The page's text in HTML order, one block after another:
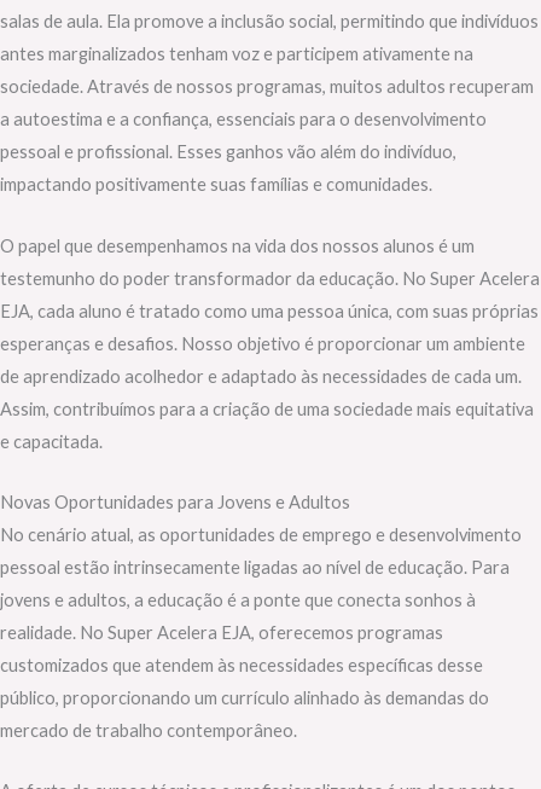
salas de aula. Ela promove a inclusão social, permitindo que indivíduos
antes marginalizados tenham voz e participem ativamente na
sociedade. Através de nossos programas, muitos adultos recuperam
a autoestima e a confiança, essenciais para o desenvolvimento
pessoal e profissional. Esses ganhos vão além do indivíduo,
impactando positivamente suas famílias e comunidades.
O papel que desempenhamos na vida dos nossos alunos é um
testemunho do poder transformador da educação. No Super Acelera
EJA, cada aluno é tratado como uma pessoa única, com suas próprias
esperanças e desafios. Nosso objetivo é proporcionar um ambiente
de aprendizado acolhedor e adaptado às necessidades de cada um.
Assim, contribuímos para a criação de uma sociedade mais equitativa
e capacitada.
Novas Oportunidades para Jovens e Adultos
No cenário atual, as oportunidades de emprego e desenvolvimento
pessoal estão intrinsecamente ligadas ao nível de educação. Para
jovens e adultos, a educação é a ponte que conecta sonhos à
realidade. No Super Acelera EJA, oferecemos programas
customizados que atendem às necessidades específicas desse
público, proporcionando um currículo alinhado às demandas do
mercado de trabalho contemporâneo.